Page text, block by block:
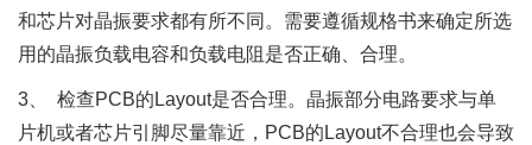
和芯片对晶振要求都有所不同。需要遵循规格书来确定所选
用的晶振负载电容和负载电阻是否正确、合理。
3、 检查PCB的Layout是否合理。晶振部分电路要求与单
片机或者芯片引脚尽量靠近，PCB的Layout不合理也会导致